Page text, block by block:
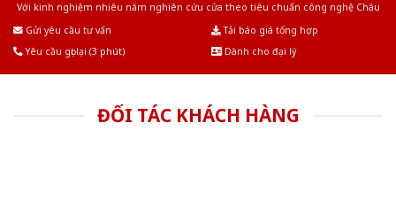
Với kinh nghiệm nhiêu năm nghiên cứu cửa theo tiêu chuẩn công nghệ Châu
Gửi yêu cầu tư vấn
Tải báo giá tổng hợp
Yêu cầu gọi lại (3 phút)
Dành cho đại lý
ĐỐI TÁC KHÁCH HÀNG